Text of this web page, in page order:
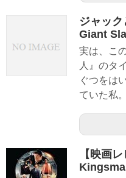
ジャッ
Giant
実は、こ
人』のタ
ぐつをは
ていた私
【映画